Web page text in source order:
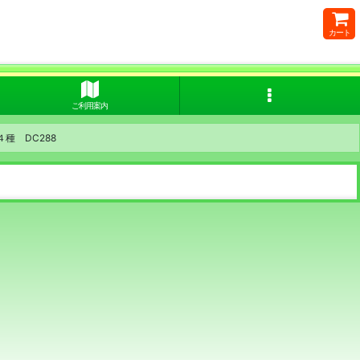
カート
ご利用案内
種 DC288